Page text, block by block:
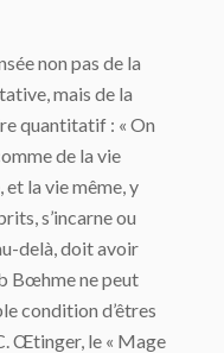
non pas de la
mais de la
quantitatif : « On
de la vie
la vie même, y
s’incarne ou
delà, doit avoir
Bœhme ne peut
condition d’êtres
Œtinger, le « Mage